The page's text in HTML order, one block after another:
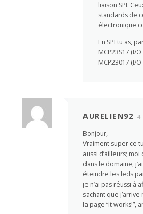
liaison SPI.
standards de
électronique
En SPI tu as,
MCP23S17 (I/
MCP23017 (I/
AURELIEN92 4
Bonjour,
Vraiment super ce
aussi d’ailleurs;
dans le domaine,
éteindre les leds
je n’ai pas réussi à
sachant que
la page “it works!”,